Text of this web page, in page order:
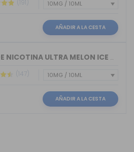
(191)
AÑADIR A LA CESTA
SALES DE NICOTINA ULTRA MELON ICE BAR...
(147)
AÑADIR A LA CESTA